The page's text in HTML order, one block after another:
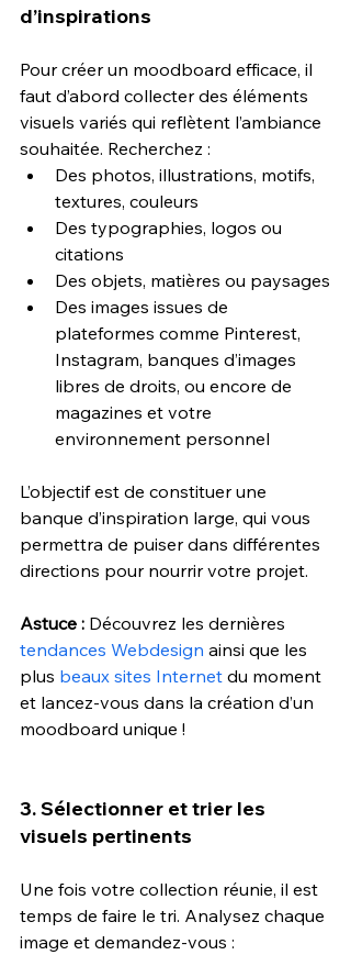
d’inspirations
Pour créer un moodboard efficace, il
faut d’abord collecter des éléments
visuels variés qui reflètent l’ambiance
souhaitée. Recherchez :
Des photos, illustrations, motifs,
textures, couleurs
Des typographies, logos ou
citations
Des objets, matières ou paysages
Des images issues de
plateformes comme Pinterest,
Instagram, banques d’images
libres de droits, ou encore de
magazines et votre
environnement personnel
L’objectif est de constituer une
banque d’inspiration large, qui vous
permettra de puiser dans différentes
directions pour nourrir votre projet.
Astuce : Découvrez les dernières
tendances Webdesign ainsi que les
plus beaux sites Internet du moment
et lancez-vous dans la création d’un
moodboard unique !
3. Sélectionner et trier les
visuels pertinents
Une fois votre collection réunie, il est
temps de faire le tri. Analysez chaque
image et demandez-vous :